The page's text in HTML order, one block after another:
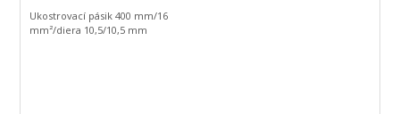
Ukostrovací pásik 400 mm/16
mm²/diera 10,5/10,5 mm